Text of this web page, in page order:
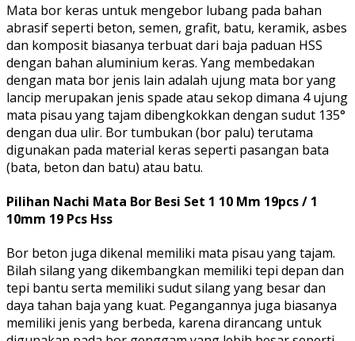
Mata bor keras untuk mengebor lubang pada bahan
abrasif seperti beton, semen, grafit, batu, keramik, asbes
dan komposit biasanya terbuat dari baja paduan HSS
dengan bahan aluminium keras. Yang membedakan
dengan mata bor jenis lain adalah ujung mata bor yang
lancip merupakan jenis spade atau sekop dimana 4 ujung
mata pisau yang tajam dibengkokkan dengan sudut 135°
dengan dua ulir. Bor tumbukan (bor palu) terutama
digunakan pada material keras seperti pasangan bata
(bata, beton dan batu) atau batu.
Pilihan Nachi Mata Bor Besi Set 1 10 Mm 19pcs / 1
10mm 19 Pcs Hss
Bor beton juga dikenal memiliki mata pisau yang tajam.
Bilah silang yang dikembangkan memiliki tepi depan dan
tepi bantu serta memiliki sudut silang yang besar dan
daya tahan baja yang kuat. Pegangannya juga biasanya
memiliki jenis yang berbeda, karena dirancang untuk